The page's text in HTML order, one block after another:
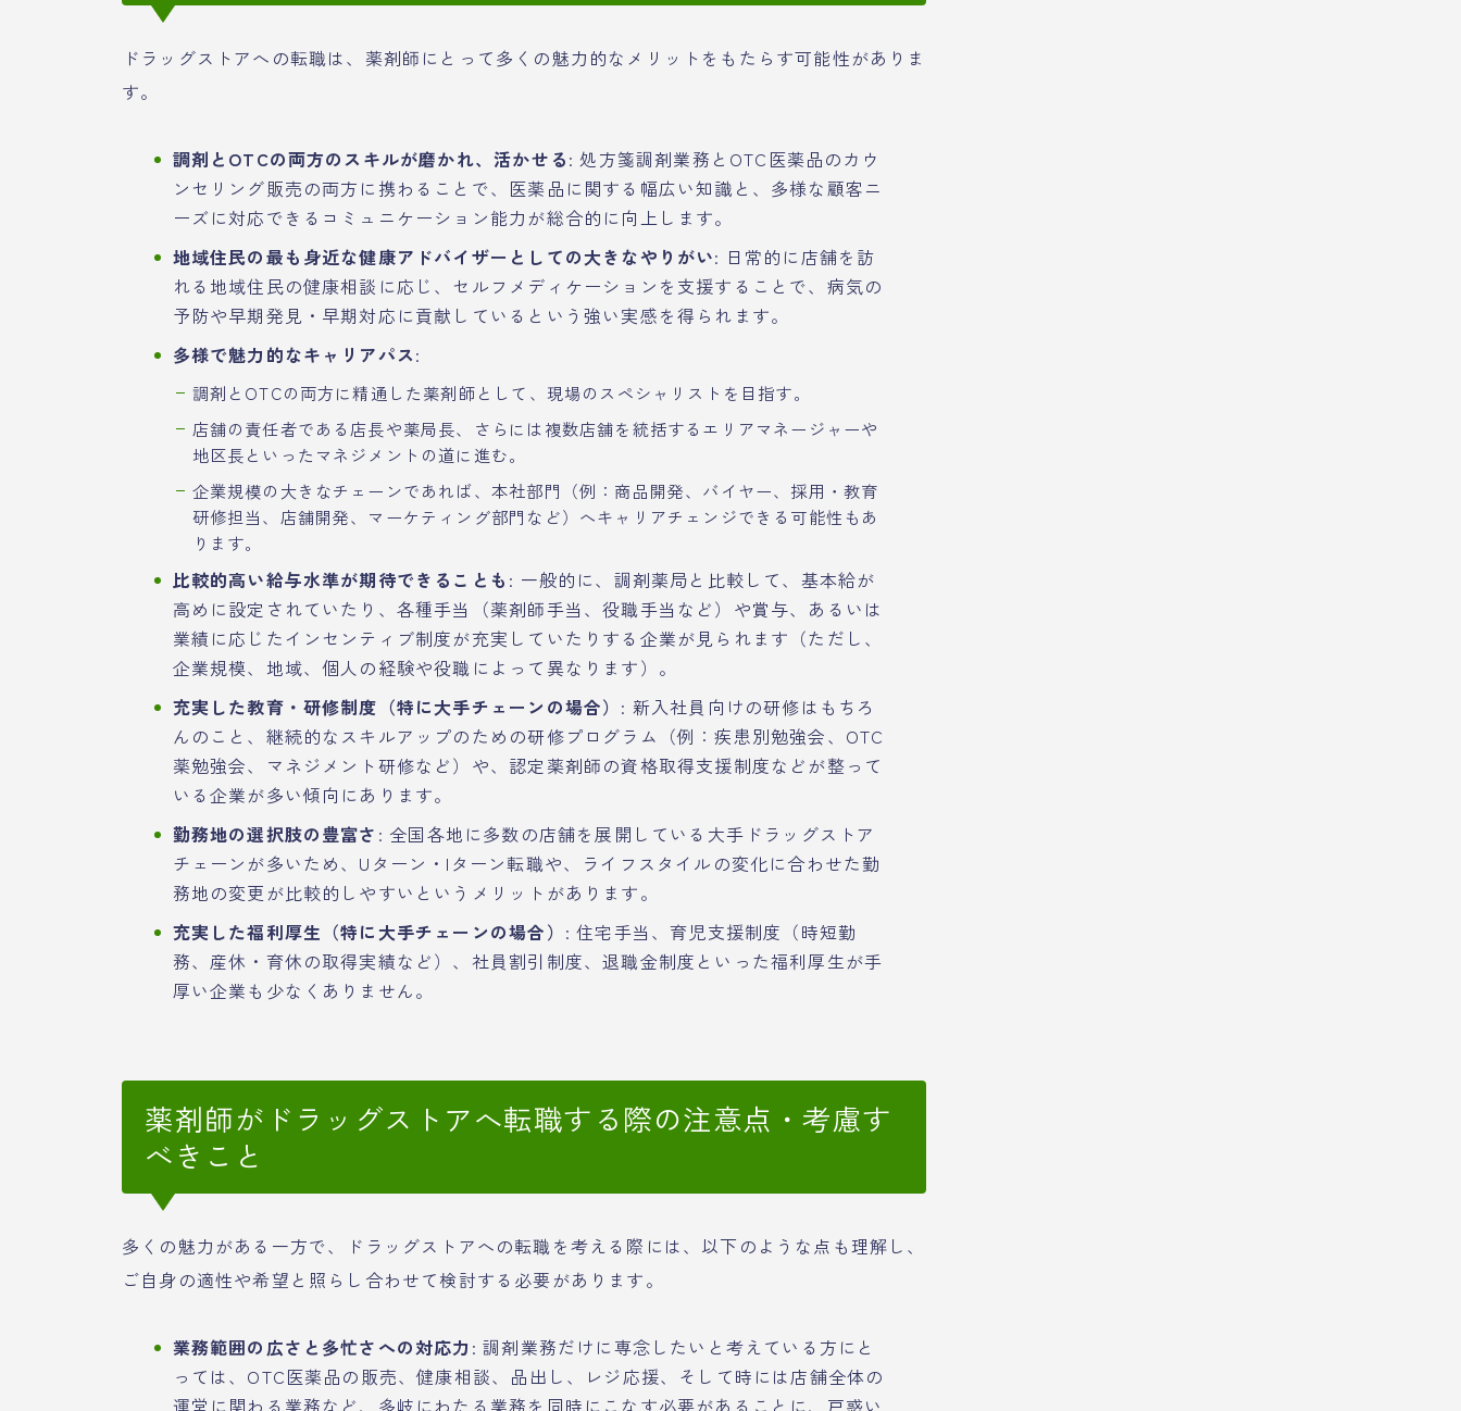
ドラッグストアへの転職は、薬剤師にとって多くの魅力的なメリットをもたらす可能性がありま
す。
調剤とOTCの両方のスキルが磨かれ、活かせる: 処方箋調剤業務とOTC医薬品のカウ
ンセリング販売の両方に携わることで、医薬品に関する幅広い知識と、多様な顧客ニ
ーズに対応できるコミュニケーション能力が総合的に向上します。
地域住民の最も身近な健康アドバイザーとしての大きなやりがい: 日常的に店舗を訪
れる地域住民の健康相談に応じ、セルフメディケーションを支援することで、病気の
予防や早期発見・早期対応に貢献しているという強い実感を得られます。
多様で魅力的なキャリアパス:
調剤とOTCの両方に精通した薬剤師として、現場のスペシャリストを目指す。
店舗の責任者である店長や薬局長、さらには複数店舗を統括するエリアマネージャーや
地区長といったマネジメントの道に進む。
企業規模の大きなチェーンであれば、本社部門（例：商品開発、バイヤー、採用・教育
研修担当、店舗開発、マーケティング部門など）へキャリアチェンジできる可能性もあ
ります。
比較的高い給与水準が期待できることも : 一般的に、調剤薬局と比較して、基本給が
高めに設定されていたり、各種手当（薬剤師手当、役職手当など）や賞与、あるいは
業績に応じたインセンティブ制度が充実していたりする企業が見られます（ただし、
企業規模、地域、個人の経験や役職によって異なります）。
充実した教育・研修制度（特に大手チェーンの場合） : 新入社員向けの研修はもちろ
んのこと、継続的なスキルアップのための研修プログラム（例：疾患別勉強会、OTC
薬勉強会、マネジメント研修など）や、認定薬剤師の資格取得支援制度などが整って
いる企業が多い傾向にあります。
勤務地の選択肢の豊富さ : 全国各地に多数の店舗を展開している大手ドラッグストア
チェーンが多いため、Uターン・Iターン転職や、ライフスタイルの変化に合わせた勤
務地の変更が比較的しやすいというメリットがあります。
充実した福利厚生（特に大手チェーンの場合） : 住宅手当、育児支援制度（時短勤
務、産休・育休の取得実績など）、社員割引制度、退職金制度といった福利厚生が手
厚い企業も少なくありません。
薬剤師がドラッグストアへ転職する際の注意点・考慮す
べきこと
多くの魅力がある一方で、ドラッグストアへの転職を考える際には、以下のような点も理解し、
ご自身の適性や希望と照らし合わせて検討する必要があります。
業務範囲の広さと多忙さへの対応力 : 調剤業務だけに専念したいと考えている方にと
っては、OTC医薬品の販売、健康相談、品出し、レジ応援、そして時には店舗全体の
運営に関わる業務など、多岐にわたる業務を同時にこなす必要があることに、戸惑い